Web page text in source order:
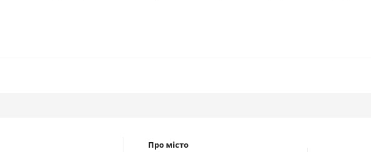
Про місто